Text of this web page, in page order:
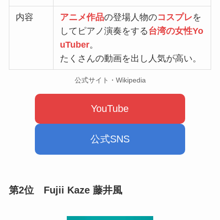
内容 アニメ作品の登場人物のコスプレを
してピアノ演奏をする台湾の女性Yo
uTuber。
たくさんの動画を出し人気が高い。
公式サイト・Wikipedia
YouTube
公式SNS
第2位 Fujii Kaze 藤井風